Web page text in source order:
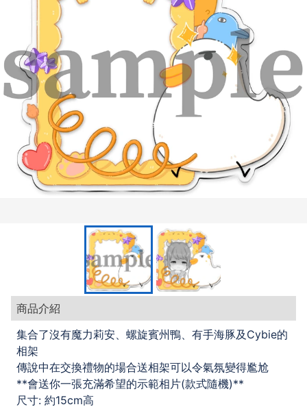
商品介紹
集合了沒有魔力莉安、螺旋賓州鴨、有手海豚及Cybie的
相架
傳說中在交換禮物的場合送相架可以令氣氛變得尷尬
**會送你一張充滿希望的示範相片(款式隨機)**
尺寸: 約15cm高